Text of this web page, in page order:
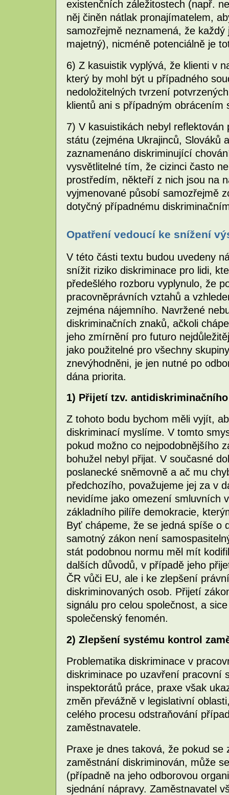
existenčních záležitostech (např.
něj činěn nátlak pronajímatelem,
samozřejmě neznamená, že
majetný), nicméně potenciálně je
6) Z kasuistik vyplývá, že klienti v
který by mohl být u případného
nedoložitelných tvrzení
klientů ani s případným obrácením
7) V kasuistikách nebyl
státu (zejména Ukrajinců, Slováků
zaznamenáno diskriminující
vysvětlitelné tím, že cizinci často
prostředím, někteří z nich jsou na
vyjmenované působí samozřejmě
dotyčný případnému
Opatření vedoucí ke snížení
V této části textu budou uvedeny
snížit riziko diskriminace pro lidi,
předešlého rozboru vyplynulo, že
pracovněprávních vztahů a
zejména nájemního. Navržené
diskriminačních znaků, ačkoli
jeho zmírnění pro futuro
jako použitelné pro všechny
znevýhodněni, je jen nutné po
dána priorita.
1) Přijetí tzv. antidiskriminačního
Z tohoto bodu bychom měli vyjít,
diskriminací myslíme. V tomto
pokud možno co nejpodobnějšího
bohužel nebyl přijat. V současné
poslanecké sněmovně a ač mu
předchozího, považujeme jej za v
nevidíme jako omezení smluvních
základního pilíře demokracie,
Byť chápeme, že se jedná spíše o
samotný zákon není
stát podobnou normu měl mít
dalších důvodů, v případě jeho
ČR vůči EU, ale i ke zlepšení
diskriminovaných osob. Přijetí
signálu pro celou společnost, a
společenský fenomén.
2) Zlepšení systému kontrol
Problematika diskriminace v
diskriminace po uzavření pracovní
inspektorátů práce, praxe však
změn převážně v legislativní
celého procesu odstraňování
zaměstnavatele.
Praxe je dnes taková, že pokud
zaměstnání diskriminován, může
(případně na jeho odborovou
sjednání nápravy. Zaměstnavatel